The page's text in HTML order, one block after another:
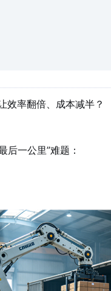
效率翻倍、成本减半？
后一公里”难题：